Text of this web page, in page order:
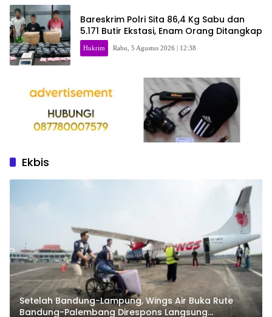
Bareskrim Polri Sita 86,4 Kg Sabu dan
5.171 Butir Ekstasi, Enam Orang Ditangkap
Hukrim Rabu, 5 Agustus 2026 | 12:38
Ekbis
Setelah Bandung-Lampung, Wings Air Buka Rute
Bandung-Palembang Direspons Langsung